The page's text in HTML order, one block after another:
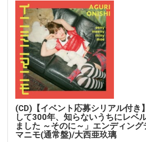
(CD)【イベント応募シリアル付き
して300年、知らないうちにレベ
ました ～そのに～」エンディン
マニモ(通常盤)/大西亜玖璃